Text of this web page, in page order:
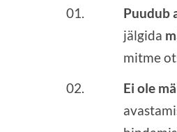
Puudub
jälgida
mitme
Ei ole